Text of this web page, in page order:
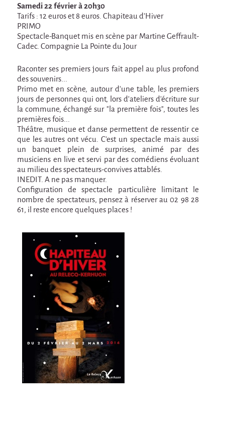
Roue de la Mort
Sur le Chemin de la Route
L'herbe tendre
La F.R.A.P.
Wagabond
Château Descartes
Parasites
En Bretagne
La démarche
Les projets contextuels
Générations Cirque
La Première Fois
Ville Debout
Dédoublez-moi
Les projets itinérants
Tournée à Vélo
9 km²
Collectif Pétaouchnok
Événements
Popcorn
Popcorn 2026
Samedi 22 février à 20h30
Tarifs : 12 euros et 8 euros. Chapiteau d’Hiver
PRIMO
Spectacle-Banquet mis en scène par Martine Geffrault-
Cadec. Compagnie La Pointe du Jour
Raconter ses premiers jours fait appel au plus profond
des souvenirs...
Primo met en scène, autour d'une table, les premiers
jours de personnes qui ont, lors d'ateliers d'écriture sur
la commune, échangé sur "la première fois", toutes les
premières fois...
Théâtre, musique et danse permettent de ressentir ce
que les autres ont vécu. C'est un spectacle mais aussi
un banquet plein de surprises, animé par des
musiciens en live et servi par des comédiens évoluant
au milieu des spectateurs-convives attablés.
INEDIT. A ne pas manquer.
Configuration de spectacle particulière limitant le
nombre de spectateurs, pensez à réserver au 02 98 28
61, il reste encore quelques places !